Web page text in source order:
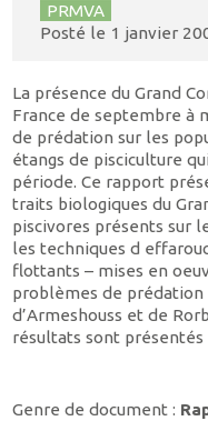
PRMVA
Posté le 1 janvier
La présence du Grand
France de septembre à
de prédation sur les
étangs de pisciculture
période. Ce rapport
traits biologiques du
piscivores présents sur
les techniques d
flottants – mises en
problèmes de
d’Armeshouss et de
résultats sont présentés
Genre de document :